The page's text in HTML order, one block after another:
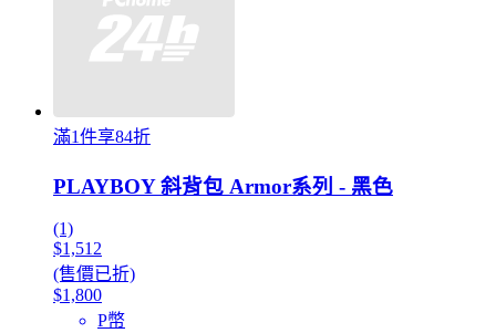
滿1件享84折
PLAYBOY 斜背包 Armor系列 - 黑色
(1)
$1,512
(售價已折)
$1,800
P幣